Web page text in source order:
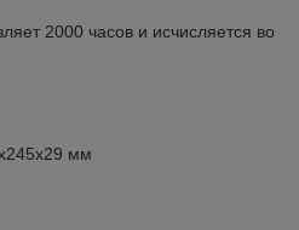
2000 часов и исчисляется во
мм